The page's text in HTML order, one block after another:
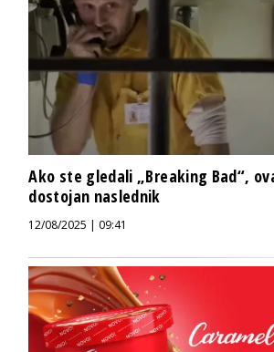
Ako ste gledali „Breaking Bad“,
dostojan naslednik
12/08/2025 | 09:41